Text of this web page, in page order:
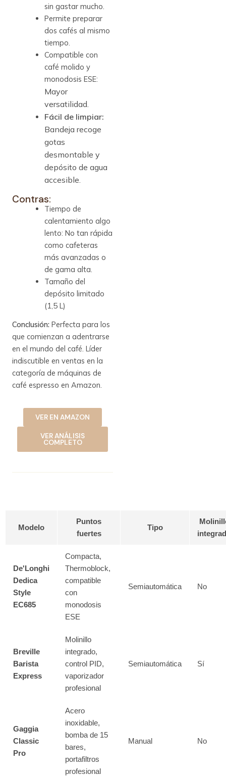
sin gastar mucho.
Permite preparar
dos cafés al mismo
tiempo.
Compatible con
café molido y
monodosis ESE:
Mayor
versatilidad.
Fácil de limpiar:
Bandeja recoge
gotas
desmontable y
depósito de agua
accesible.
Contras:
Tiempo de
calentamiento algo
lento: No tan rápida
como cafeteras
más avanzadas o
de gama alta.
Tamaño del
depósito limitado
(1,5 L)
Conclusión: Perfecta para los
que comienzan a adentrarse
en el mundo del café. Líder
indiscutible en ventas en la
categoría de máquinas de
café espresso en Amazon.
VER EN AMAZON
VER ANÁLISIS
COMPLETO
Modelo
Puntos
fuertes
Tipo
De'Longhi
Dedica
Style
EC685
Compacta,
Thermoblock,
compatible
con
monodosis
ESE
Semiautomática No
Breville
Barista
Express
Molinillo
integrado,
control PID,
vaporizador
profesional
Semiautomática Sí
Gaggia
Classic
Pro
Acero
inoxidable,
bomba de 15
bares,
portafiltros
profesional
Manual No